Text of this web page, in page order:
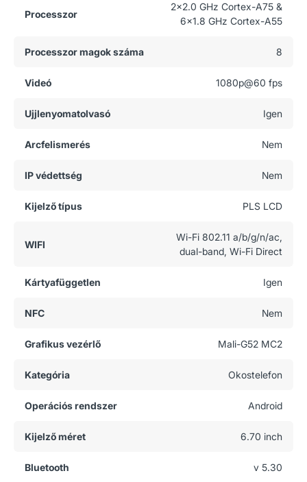
Processzor
2x2.0 GHz Cortex-A75 &
6x1.8 GHz Cortex-A55
Processzor magok száma 8
Videó 1080p@60 fps
Ujjlenyomatolvasó Igen
Arcfelismerés Nem
IP védettség Nem
Kijelző típus PLS LCD
WIFI
Wi-Fi 802.11 a/b/g/n/ac,
dual-band, Wi-Fi Direct
Kártyafüggetlen Igen
NFC Nem
Grafikus vezérlő Mali-G52 MC2
Kategória Okostelefon
Operációs rendszer Android
Kijelző méret 6.70 inch
Bluetooth v 5.30